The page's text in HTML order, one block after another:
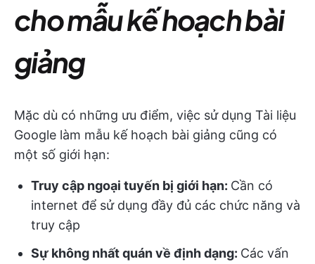
cho mẫu kế hoạch bài
giảng
Mặc dù có những ưu điểm, việc sử dụng Tài liệu
Google làm mẫu kế hoạch bài giảng cũng có
một số giới hạn:
Truy cập ngoại tuyến bị giới hạn: Cần có
internet để sử dụng đầy đủ các chức năng và
truy cập
Sự không nhất quán về định dạng: Các vấn